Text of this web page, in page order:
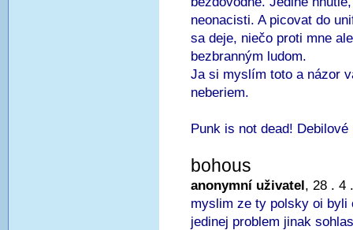
neonacisti. A picovat do
sa deje, niečo proti mne
bezbranným ludom.
Ja si myslím toto a názor
neberiem.
Punk is not dead! Debilové
bohous
anonymní uživatel, 28 . 4
myslim ze ty polsky oi byli
jedinej problem jinak